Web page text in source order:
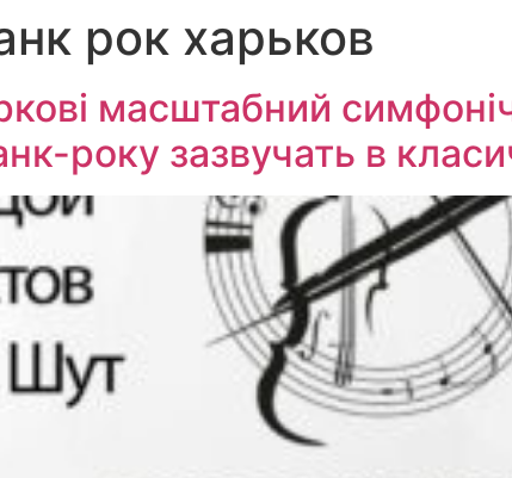
рок харьков
масштабний
року зазвучать в